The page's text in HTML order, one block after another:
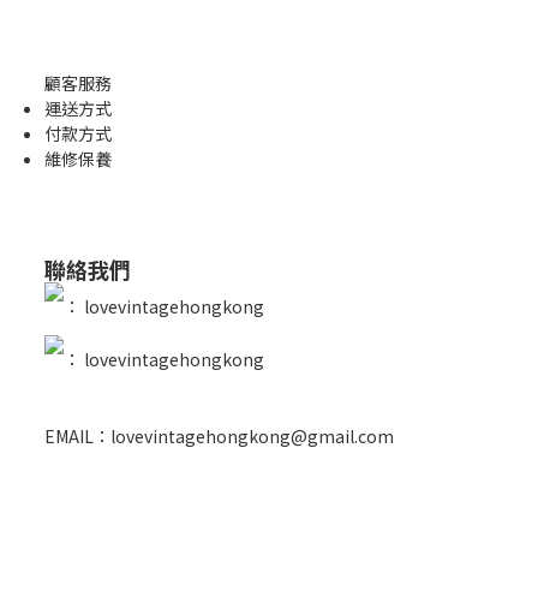
顧客服務
運送方式
付款方式
維修保養
聯絡我們
： lovevintagehongkong
： lovevintagehongkong
EMAIL：lovevintagehongkong@gmail.com